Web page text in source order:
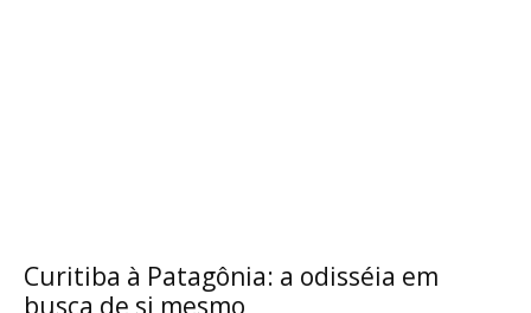
Curitiba à Patagônia: a odisséia em
busca de si mesmo